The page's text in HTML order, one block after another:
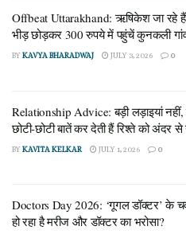
Offbeat Uttarakhand: ऋषिकेश जा रहे
भीड़ छोड़कर 300 रुपये में पहुंचें कुनकली
BYKAVYA BHARADWAJ JULY 3, 2026 0
Relationship Advice: बड़ी लड़ाइयां
छोटी-छोटी बातें कर देती हैं रिश्ते को अंदर
BYKAVITA KELKAR JULY 1, 2026 0
Doctors Day 2026: ‘गूगल डॉक्टर’ के
हो रहा है मरीज और डॉक्टर का भरोसा?